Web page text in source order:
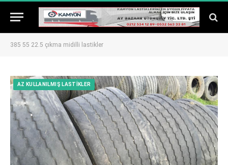
385 55 22.5 çıkma midilli lastikler
AZ KULLANILMIŞ LASTIKLER